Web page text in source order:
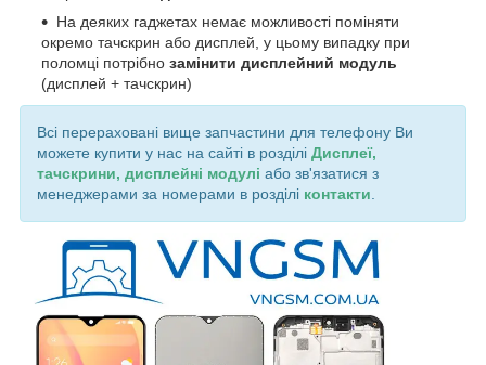
На деяких гаджетах немає можливості поміняти
окремо тачскрин або дисплей, у цьому випадку при
поломці потрібно замінити дисплейний модуль
(дисплей + тачскрин)
Всі перераховані вище запчастини для телефону Ви
можете купити у нас на сайті в розділі Дисплеї,
тачскрини, дисплейні модулі або зв'язатися з
менеджерами за номерами в розділі контакти